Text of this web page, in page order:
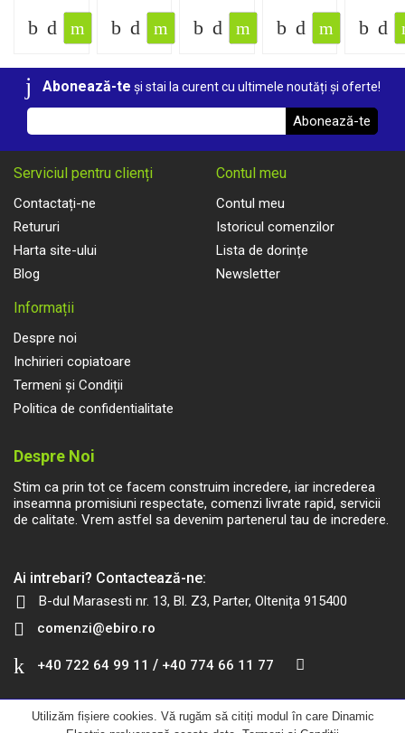
Utilizăm fișiere cookies. Vă rugăm să citiți modul în care Dinamic
Abonează-te și stai la curent cu ultimele noutăți și oferte!
Abonează-te
Serviciul pentru clienți
Contactați-ne
Retururi
Harta site-ului
Blog
Contul meu
Contul meu
Istoricul comenzilor
Lista de dorințe
Newsletter
Informații
Despre noi
Inchirieri copiatoare
Termeni și Condiții
Politica de confidentialitate
Despre Noi
Stim ca prin tot ce facem construim incredere, iar increderea
inseamna promisiuni respectate, comenzi livrate rapid, servicii
de calitate. Vrem astfel sa devenim partenerul tau de incredere.
Ai intrebari? Contactează-ne:
B-dul Marasesti nr. 13, Bl. Z3, Parter, Oltenița 915400
comenzi@ebiro.ro
+40 722 64 99 11 / +40 774 66 11 77